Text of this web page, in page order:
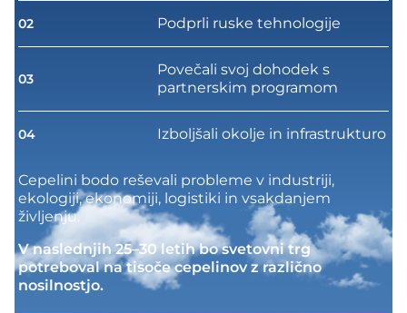
02 Podprli ruske tehnologije
03
Povečali svoj dohodek s
partnerskim programom
04 Izboljšali okolje in infrastrukturo
Cepelini bodo reševali probleme v industriji,
ekologiji, ekonomiji, logistiki in vsakdanjem
življenju.
V naslednjih 25–30 letih bo svetovni trg
potreboval na tisoče cepelinov z različno
nosilnostjo.